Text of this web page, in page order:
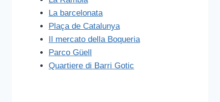
La barcelonata
Plaça de Catalunya
Il mercato della Boqueria
Parco Güell
Quartiere di Barri Gotic